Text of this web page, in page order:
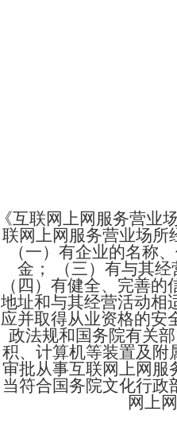
《互联网上网服务营业
联网上网服务营业场所
（一）有企业的名称
金； （三）有与其
（四）有健全、完善
地址和与其经营活动相
应并取得从业资格的安
政法规和国务院有关
积、计算机等装置及附
审批从事互联网上网服
当符合国务院文化行
网上